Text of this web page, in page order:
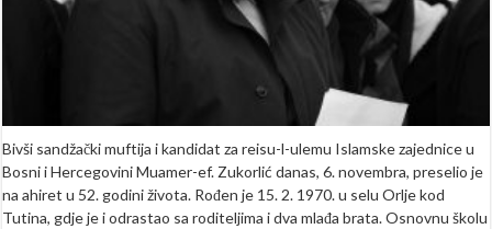
Bivši sandžački muftija i kandidat za reisu-l-ulemu Islamske zajednice u
Bosni i Hercegovini Muamer-ef. Zukorlić danas, 6. novembra, preselio je
na ahiret u 52. godini života. Rođen je 15. 2. 1970. u selu Orlje kod
Tutina, gdje je i odrastao sa roditeljima i dva mlađa brata. Osnovnu školu